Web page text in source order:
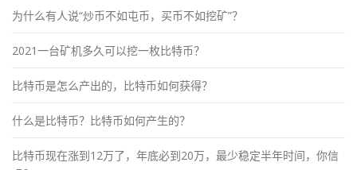
为什么有人说“炒币不如屯币，买币不如挖矿”？
2021一台矿机多久可以挖一枚比特币？
比特币是怎么产出的，比特币如何获得？
什么是比特币？比特币如何产生的？
比特币现在涨到12万了，年底必到20万，最少稳定半年时间，你信